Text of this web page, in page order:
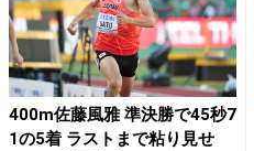
400m佐藤風雅 準決勝で45秒7
1の5着 ラストまで粘り見せ